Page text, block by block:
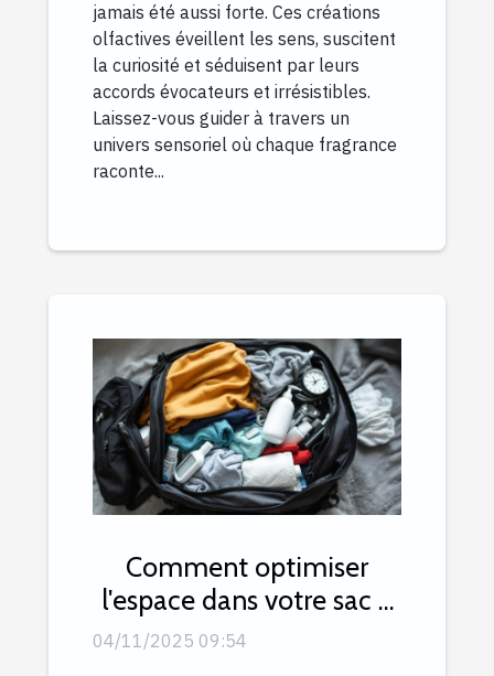
jamais été aussi forte. Ces créations
olfactives éveillent les sens, suscitent
la curiosité et séduisent par leurs
accords évocateurs et irrésistibles.
Laissez-vous guider à travers un
univers sensoriel où chaque fragrance
raconte...
Comment optimiser
l'espace dans votre sac à
dos de voyage ?
04/11/2025 09:54